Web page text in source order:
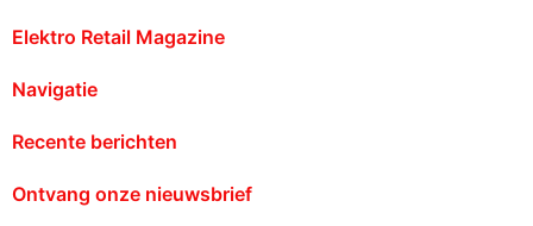
Elektro Retail Magazine
Navigatie
Recente berichten
Ontvang onze nieuwsbrief